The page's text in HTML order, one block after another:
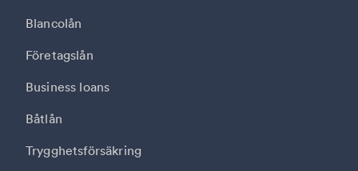
Blancolån
Företagslån
Business loans
Båtlån
Trygghetsförsäkring